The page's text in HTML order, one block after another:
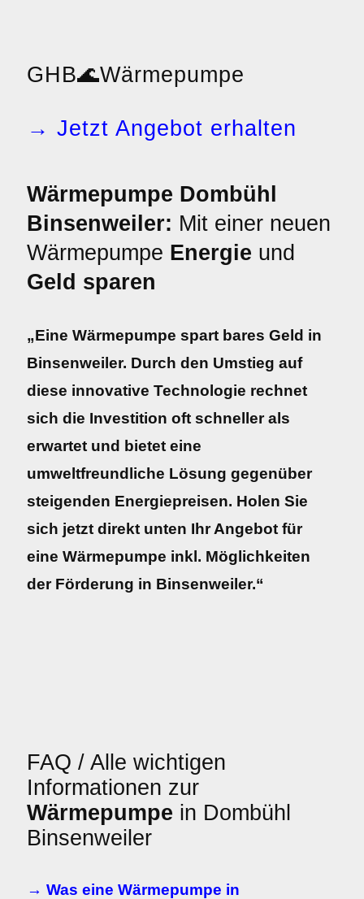
GHB🌊Wärmepumpe
→ Jetzt Angebot erhalten
Wärmepumpe Dombühl
Binsenweiler: Mit einer neuen
Wärmepumpe Energie und
Geld sparen
„Eine Wärmepumpe spart bares Geld in
Binsenweiler. Durch den Umstieg auf
diese innovative Technologie rechnet
sich die Investition oft schneller als
erwartet und bietet eine
umweltfreundliche Lösung gegenüber
steigenden Energiepreisen. Holen Sie
sich jetzt direkt unten Ihr Angebot für
eine Wärmepumpe inkl. Möglichkeiten
der Förderung in Binsenweiler.“
FAQ / Alle wichtigen
Informationen zur
Wärmepumpe in Dombühl
Binsenweiler
→ Was eine Wärmepumpe in